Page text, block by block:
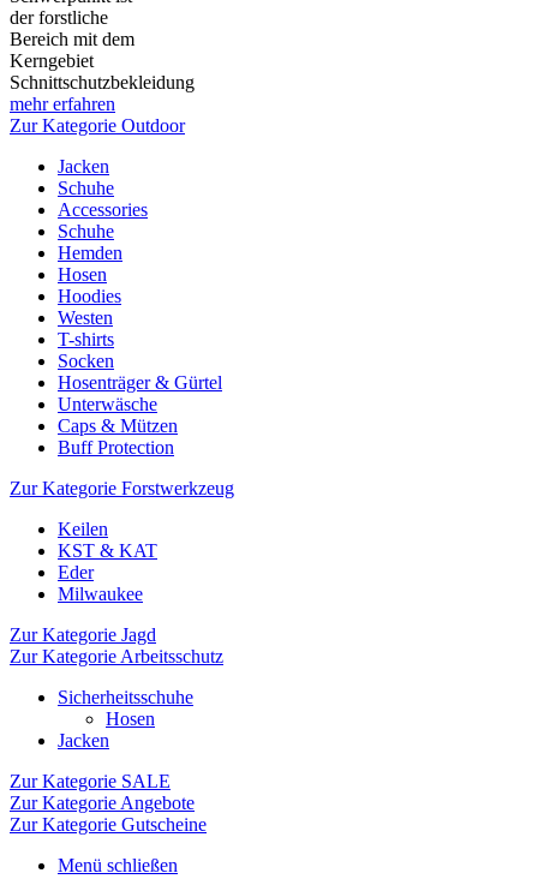
der forstliche
Bereich mit dem
Kerngebiet
Schnittschutzbekleidung
mehr erfahren
Zur Kategorie Outdoor
Jacken
Schuhe
Accessories
Schuhe
Hemden
Hosen
Hoodies
Westen
T-shirts
Socken
Hosenträger & Gürtel
Unterwäsche
Caps & Mützen
Buff Protection
Zur Kategorie Forstwerkzeug
Keilen
KST & KAT
Eder
Milwaukee
Zur Kategorie Jagd
Zur Kategorie Arbeitsschutz
Sicherheitsschuhe
Hosen
Jacken
Zur Kategorie SALE
Zur Kategorie Angebote
Zur Kategorie Gutscheine
Menü schließen